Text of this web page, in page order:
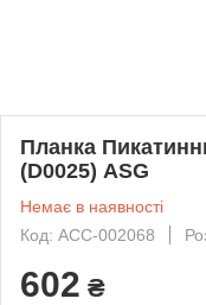
Планка
(D0025) ASG
Немає в наявності
Код: ACC-002068
602 ₴